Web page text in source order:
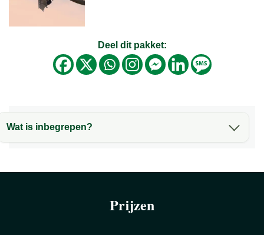
Deel dit pakket:
Wat is inbegrepen?
Prijzen